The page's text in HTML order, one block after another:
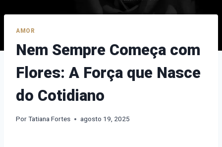
AMOR
Nem Sempre Começa com
Flores: A Força que Nasce
do Cotidiano
PorTatiana Fortes agosto 19, 2025